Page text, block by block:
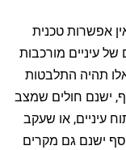
אפשרות טכנית
עיניים מורכבות
תהיה התלבטות
ישנם חולים שמצב
עיניים, או שעקב
ישנם גם מקרים